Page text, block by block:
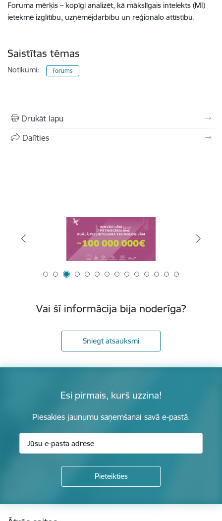
Foruma mērķis – kopīgi analizēt, kā mākslīgais intelekts (MI)
ietekmē izglītību, uzņēmējdarbību un reģionālo attīstību.
Saistītas tēmas
Notikumi: forums
Drukāt lapu
Dalīties
Vai šī informācija bija noderīga?
Sniegt atsauksmi
Esi pirmais, kurš uzzina!
Piesakies jaunumu saņemšanai savā e-pastā.